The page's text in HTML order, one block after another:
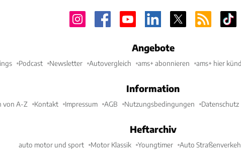
Angebote
Podcast Newsletter Autovergleich ams+ abonnieren ams+ hier
Information
von A-Z Kontakt Impressum AGB Nutzungsbedingungen Datenschutz
Heftarchiv
auto motor und sport Motor Klassik Youngtimer Auto